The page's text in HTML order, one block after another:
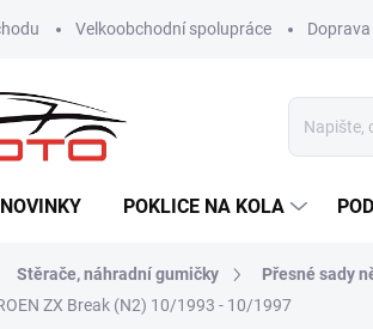
Velkoobchodní spolupráce
NOVINKY POKLICE NA KOLA
Stěrače, náhradní gumičky Přesné sady
ZX Break (N2) 10/1993 - 10/1997